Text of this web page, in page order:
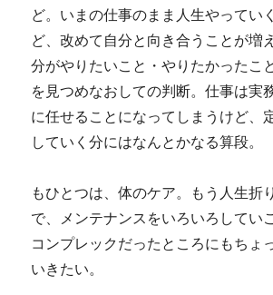
ど。いまの仕事のまま人生やってい
ど、改めて自分と向き合うことが増
分がやりたいこと・やりたかったこ
を見つめなおしての判断。仕事は実
に任せることになってしまうけど、
していく分にはなんとかなる算段。
もひとつは、体のケア。もう人生折
で、メンテナンスをいろいろしてい
コンプレックだったところにもちょ
いきたい。